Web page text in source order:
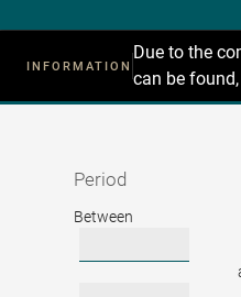
INFORMATION
Due to the
can be
Recherche
Period
Period
Between